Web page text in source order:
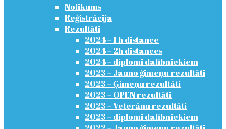
Nolikums
Reģistrācija
Rezultāti
2024 – 1 h distance
2024 – 2h distances
2024 – diplomi dalībniekiem
2023 – Jauno ģimeņu rezultāti
2023 – Ģimeņu rezultāti
2023 – OPEN rezultāti
2023 – Veterānu rezultāti
2023 – diplomi dalībniekiem